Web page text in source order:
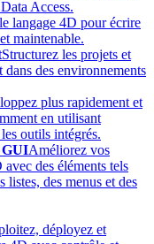
Access.
langage 4D pour écrire
maintenable.
Structurez les projets et
des environnements
plus rapidement et
en utilisant
outils intégrés.
GUIAméliorez vos
des éléments tels
listes, des menus et des
déployez et